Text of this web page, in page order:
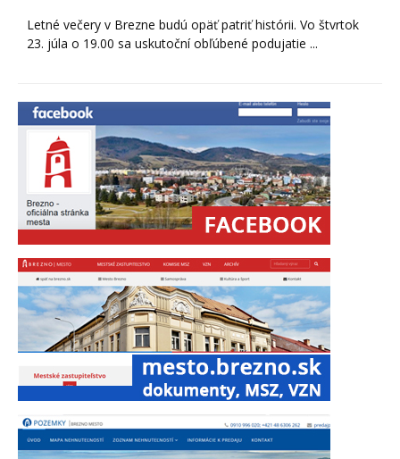
Letné večery v Brezne budú opäť patriť histórii. Vo štvrtok
23. júla o 19.00 sa uskutoční obľúbené podujatie ...